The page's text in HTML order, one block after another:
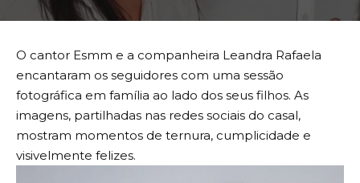
O cantor Esmm e a companheira Leandra Rafaela
encantaram os seguidores com uma sessão
fotográfica em família ao lado dos seus filhos. As
imagens, partilhadas nas redes sociais do casal,
mostram momentos de ternura, cumplicidade e
visivelmente felizes.